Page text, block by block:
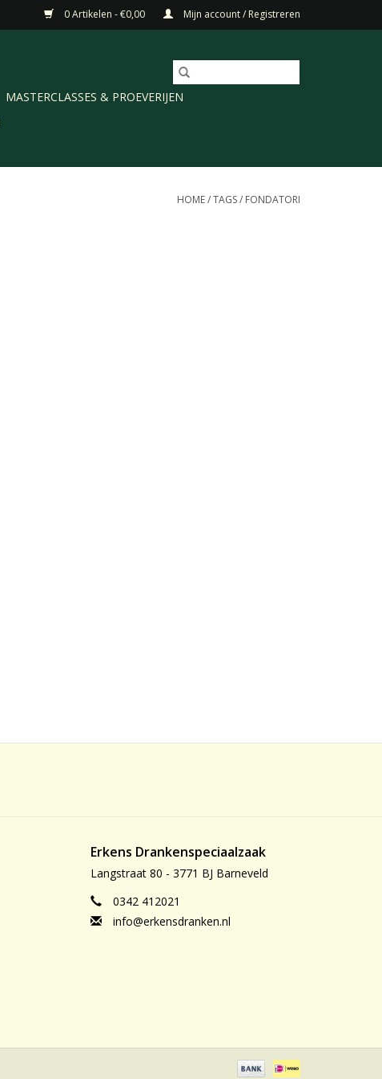
0 Artikelen - €0,00 Mijn account / Registreren
MASTERCLASSES & PROEVERIJEN
HOME/TAGS/ FONDATORI
Erkens Drankenspeciaalzaak
Langstraat 80 - 3771 BJ Barneveld
0342 412021
info@erkensdranken.nl